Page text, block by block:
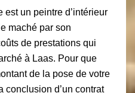
est un peintre d’intérieur
maché par son
de prestations qui
à Laas. Pour que
de la pose de votre
conclusion d’un contrat